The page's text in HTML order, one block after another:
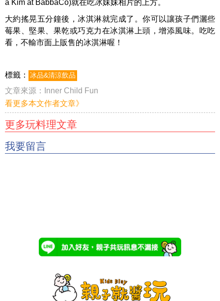
a Kim at BabbaCo)就在吃冰妹妹相片的上方。
大約搖晃五分鐘後，冰淇淋就完成了。你可以讓孩子們灑些
莓果、堅果、果乾或巧克力在冰淇淋上頭，增添風味。吃吃
看，不輸市面上販售的冰淇淋喔！
標籤： 冰品&清涼飲品
文章來源：
Inner Child Fun
看更多本文作者文章》
更多玩料理文章
我要留言